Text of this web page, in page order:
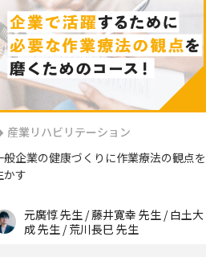
産業リハビリテーション
般企業の健康づくりに作業療法の観点を
かす
元廣惇 先生 / 藤井寛幸 先生 / 白土大
成 先生 / 荒川長巳 先生